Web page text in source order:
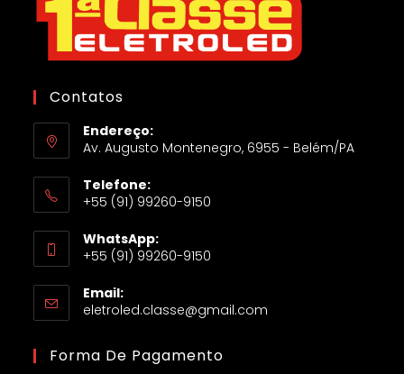
Contatos
Endereço:
Av. Augusto Montenegro, 6955 - Belém/PA
Telefone:
+55 (91) 99260-9150
WhatsApp:
+55 (91) 99260-9150
Email:
eletroled.classe@gmail.com
Forma De Pagamento